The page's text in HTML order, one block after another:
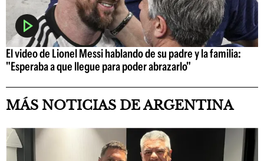
El video de Lionel Messi hablando de su padre y la familia:
"Esperaba a que llegue para poder abrazarlo"
MÁS NOTICIAS DE ARGENTINA